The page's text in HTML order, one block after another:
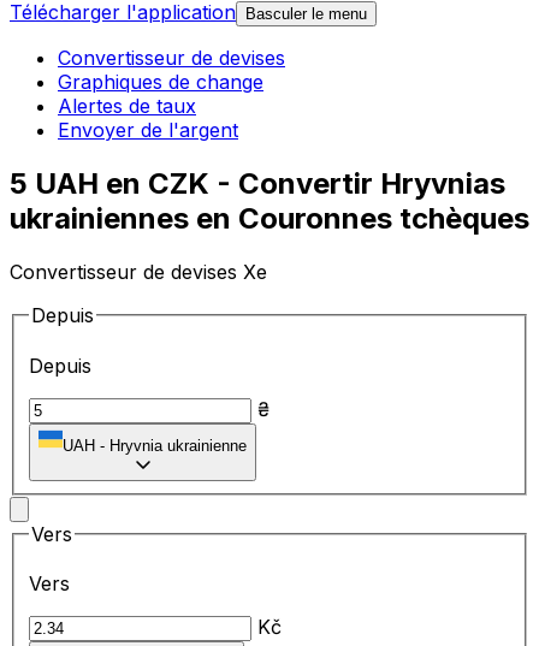
Télécharger l'application
Basculer le menu
Convertisseur de devises
Graphiques de change
Alertes de taux
Envoyer de l'argent
5 UAH en CZK - Convertir Hryvnias
ukrainiennes en Couronnes tchèques
Convertisseur de devises Xe
Depuis
Depuis
₴
UAH - Hryvnia ukrainienne
Vers
Vers
Kč